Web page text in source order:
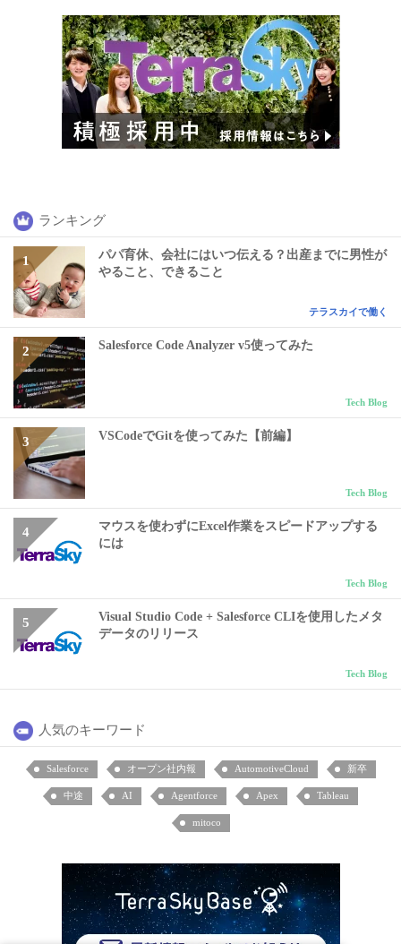
ランキング
パパ育休、会社にはいつ伝える？出産までに男性が
やること、できること
テラスカイで働く
Salesforce Code Analyzer v5使ってみた
Tech Blog
VSCodeでGitを使ってみた【前編】
Tech Blog
マウスを使わずにExcel作業をスピードアップする
には
Tech Blog
Visual Studio Code + Salesforce CLIを使用したメタ
データのリリース
Tech Blog
人気のキーワード
Salesforce オープン社内報 AutomotiveCloud 新卒
中途 AI Agentforce Apex Tableau
mitoco